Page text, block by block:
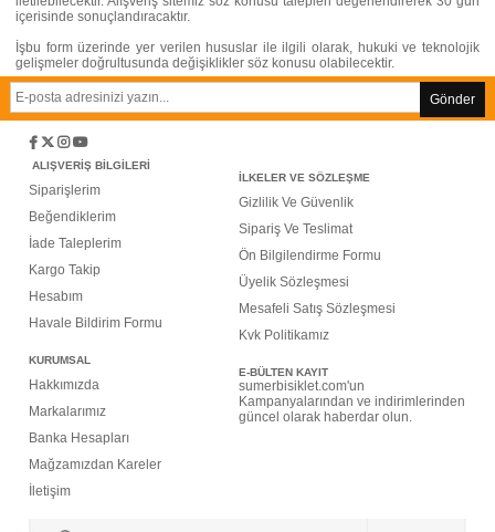
içerisinde sonuçlandıracaktır.
İşbu form üzerinde yer verilen hususlar ile ilgili olarak, hukuki ve teknolojik
gelişmeler doğrultusunda değişiklikler söz konusu olabilecektir.
Gönder
ALIŞVERİŞ BİLGİLERİ
Siparişlerim
Beğendiklerim
İade Taleplerim
Kargo Takip
Hesabım
Havale Bildirim Formu
İLKELER VE SÖZLEŞME
Gizlilik Ve Güvenlik
Sipariş Ve Teslimat
Ön Bilgilendirme Formu
Üyelik Sözleşmesi
Mesafeli Satış Sözleşmesi
Kvk Politikamız
KURUMSAL
Hakkımızda
Markalarımız
Banka Hesapları
Mağzamızdan Kareler
İletişim
E-BÜLTEN KAYIT
sumerbisiklet.com'un
Kampanyalarından ve indirimlerinden
güncel olarak haberdar olun.